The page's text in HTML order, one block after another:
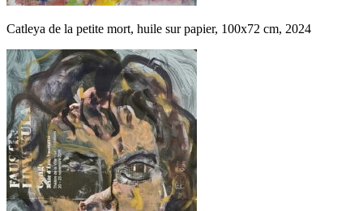
Catleya de la petite mort, huile sur papier, 100x72 cm, 2024